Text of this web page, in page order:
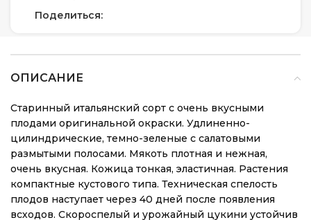
Поделиться:
ОПИСАНИЕ
Старинный итальянский сорт с очень вкусными
плодами оригинальной окраски. Удлиненно-
цилиндрические, темно-зеленые с салатовыми
размытыми полосами. Мякоть плотная и нежная,
очень вкусная. Кожица тонкая, эластичная. Растения
компактные кустового типа. Техническая спелость
плодов наступает через 40 дней после появления
всходов. Скороспелый и урожайный цукини устойчив